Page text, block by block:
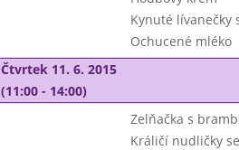
Kynuté lívanečky
Ochucené mléko
Čtvrtek 11. 6. 2015
(11:00 - 14:00)
Zelňačka s
Králičí nudličky